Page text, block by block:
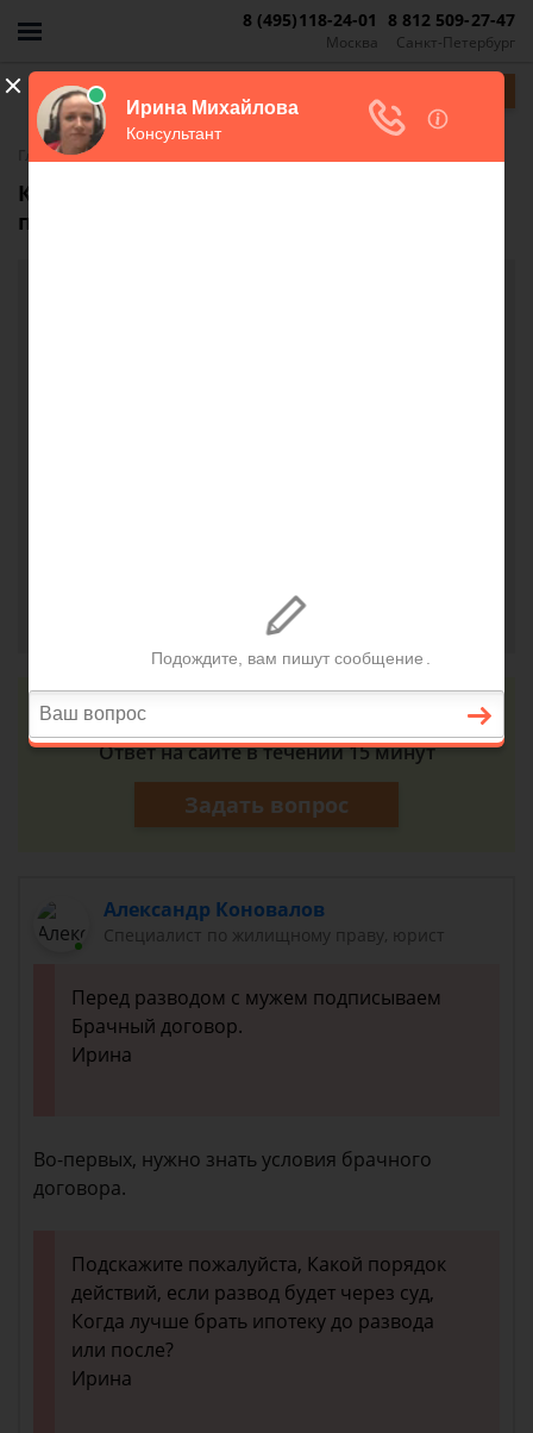
Москва
8 (495)118-24-01
Санкт-Петербург
8 812 509-27-47
Главная-FAQ
Как быть с ипотекой в данной ситуации
после развода?
Консультация юриста онлайн
Ответ на сайте в течении 15 минут
Задать вопрос
Александр Коновалов
Специалист по жилищному праву, юрист
Перед разводом с мужем подписываем
Брачный договор.
Ирина
Во-первых, нужно знать условия брачного
договора.
Подскажите пожалуйста, Какой порядок
действий, если развод будет через суд,
Когда лучше брать ипотеку до развода
или после?
Ирина